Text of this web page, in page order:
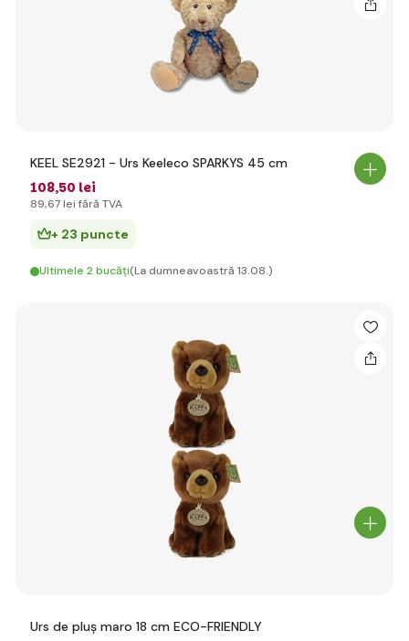
KEEL SE2921 - Urs Keeleco SPARKYS 45 cm
108,50 lei
89,67 lei fără TVA
+ 23 puncte
Ultimele 2 bucăți(La dumneavoastră 13.08.)
Urs de pluș maro 18 cm ECO-FRIENDLY